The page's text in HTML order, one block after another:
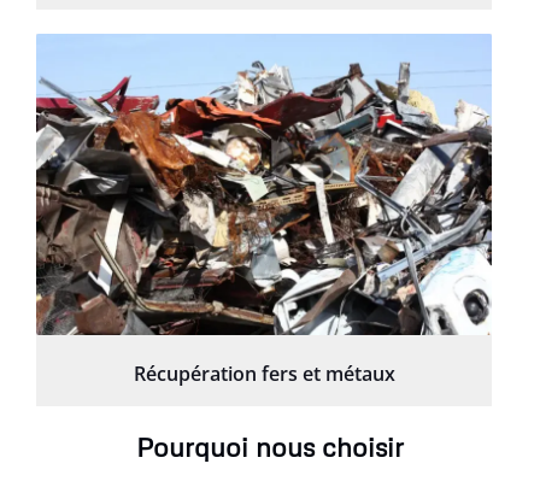
Récupération fers et métaux
Pourquoi nous choisir